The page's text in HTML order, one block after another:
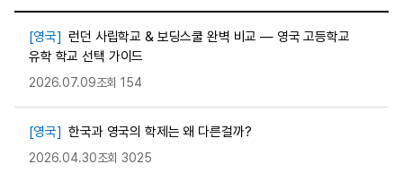
[영국]
유학 학교 선택 가이드
2026.07.09조회 154
[영국] 한국과 영국의 학제는 왜 다른걸까?
2026.04.30조회 3025